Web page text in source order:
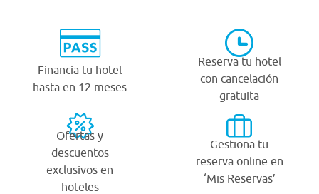
Financia tu hotel
hasta en 12 meses
Reserva tu hotel
con cancelación
gratuita
Ofertas y
descuentos
exclusivos en
hoteles
Gestiona tu
reserva online en
‘Mis Reservas’